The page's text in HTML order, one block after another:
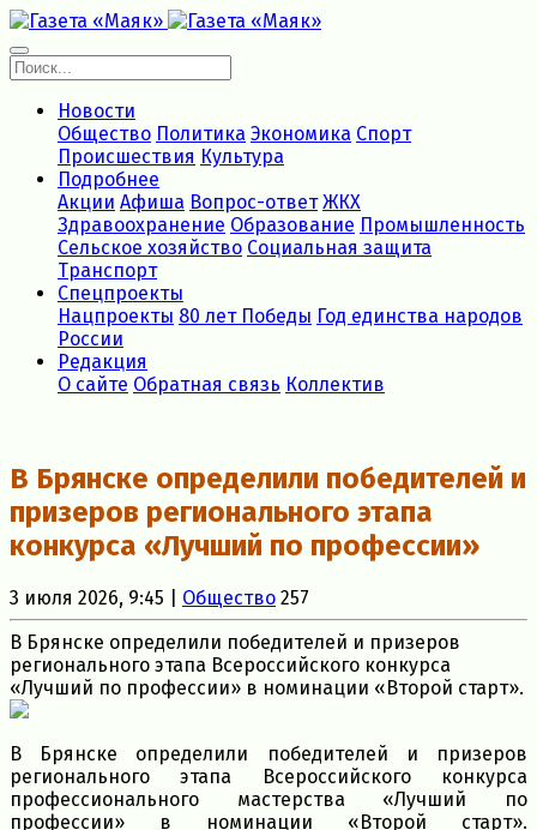
Новости
Общество Политика Экономика Спорт
Происшествия Культура
Подробнее
Акции Афиша Вопрос-ответ ЖКХ
Здравоохранение Образование Промышленность
Сельское хозяйство Социальная защита
Транспорт
Спецпроекты
Нацпроекты 80 лет Победы Год единства народов
России
Редакция
О сайте Обратная связь Коллектив
В Брянске определили победителей и
призеров регионального этапа
конкурса «Лучший по профессии»
3 июля 2026, 9:45 | Общество 257
В Брянске определили победителей и призеров
регионального этапа Всероссийского конкурса
«Лучший по профессии» в номинации «Второй старт».
В Брянске определили победителей и призеров
регионального этапа Всероссийского конкурса
профессионального мастерства «Лучший по
профессии» в номинации «Второй старт».